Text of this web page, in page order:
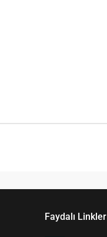
Faydalı Linkler